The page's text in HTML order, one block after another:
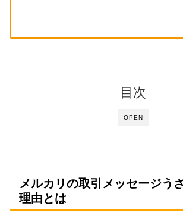
OPEN
目次
メルカリの取引メッセージう
理由とは